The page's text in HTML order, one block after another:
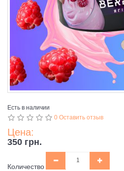
Есть в наличии
0 Оставить отзыв
Цена:
350 грн.
Количество